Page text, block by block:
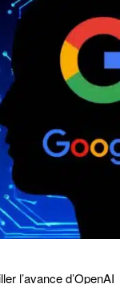
l’avance d’OpenAI